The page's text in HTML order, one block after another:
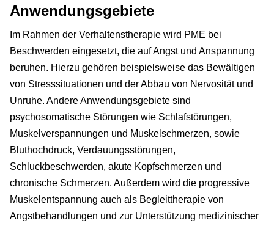
Anwendungsgebiete
Im Rahmen der Verhaltenstherapie wird PME bei
Beschwerden eingesetzt, die auf Angst und Anspannung
beruhen. Hierzu gehören beispielsweise das Bewältigen
von Stresssituationen und der Abbau von Nervosität und
Unruhe. Andere Anwendungsgebiete sind
psychosomatische Störungen wie Schlafstörungen,
Muskelverspannungen und Muskelschmerzen, sowie
Bluthochdruck, Verdauungsstörungen,
Schluckbeschwerden, akute Kopfschmerzen und
chronische Schmerzen. Außerdem wird die progressive
Muskelentspannung auch als Begleittherapie von
Angstbehandlungen und zur Unterstützung medizinischer